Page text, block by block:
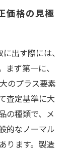
価格の見極
出す際には、
ず第一に、
のプラス要素
査定基準に大
の種類で、メ
的なノーマル
ります。製造